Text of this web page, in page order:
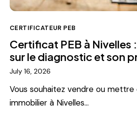
CERTIFICATEUR PEB
Certificat PEB à Nivelles
sur le diagnostic et son
July 16, 2026
Vous souhaitez vendre ou mettre
immobilier à Nivelles…